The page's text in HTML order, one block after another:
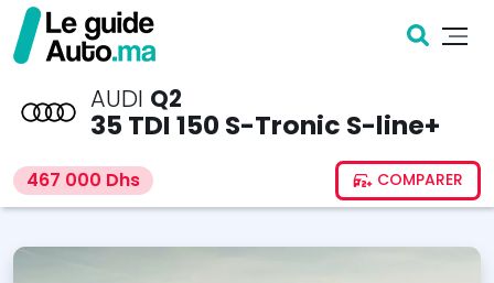
AUDI Q2
35 TDI 150 S-Tronic S-line+
467 000 Dhs COMPARER